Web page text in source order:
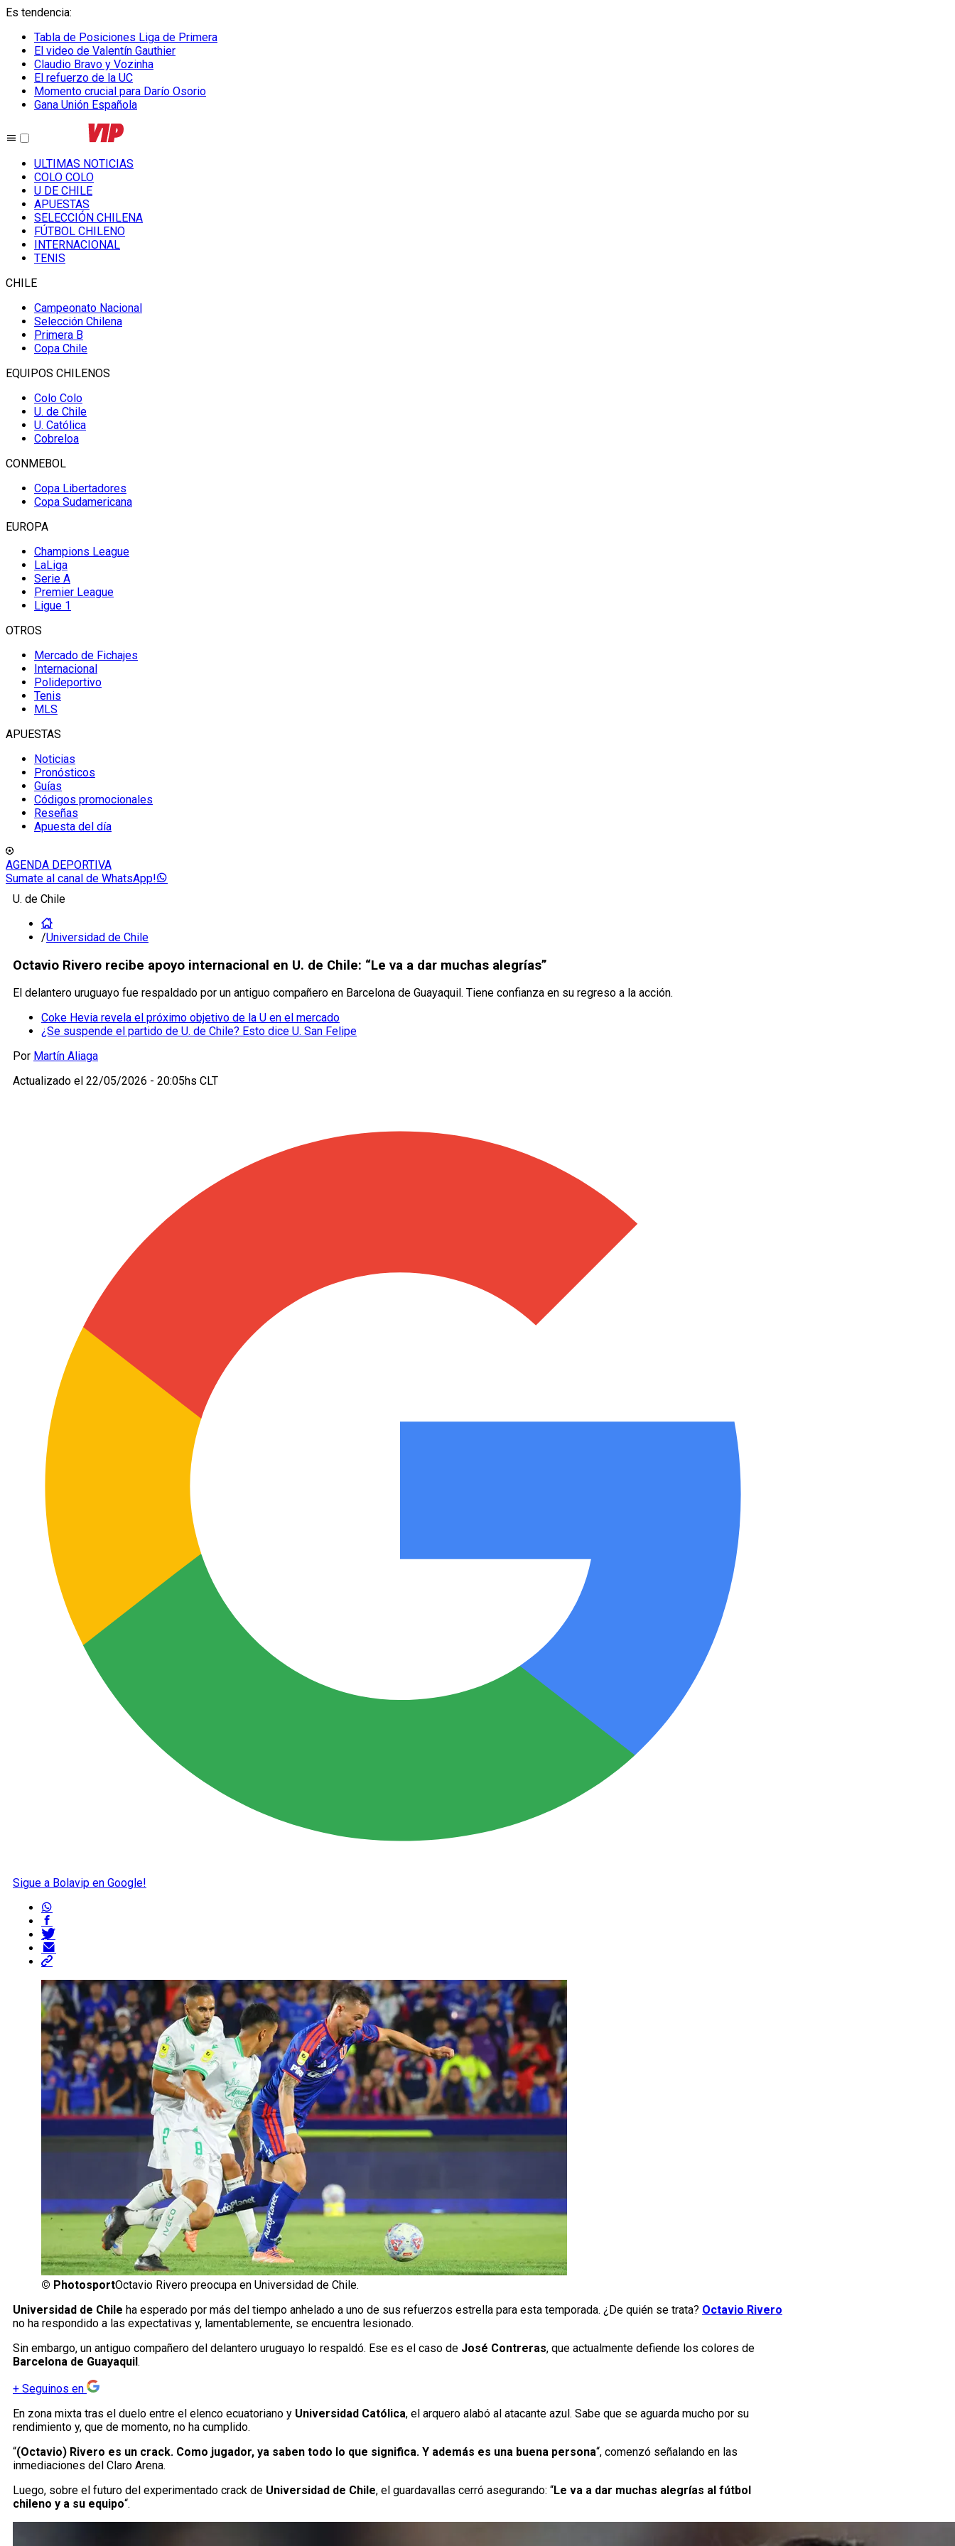
Es tendencia:
Tabla de Posiciones Liga de Primera
El video de Valentín Gauthier
Claudio Bravo y Vozinha
El refuerzo de la UC
Momento crucial para Darío Osorio
Gana Unión Española
ULTIMAS NOTICIAS
COLO COLO
U DE CHILE
APUESTAS
SELECCIÓN CHILENA
FÚTBOL CHILENO
INTERNACIONAL
TENIS
CHILE
Campeonato Nacional
Selección Chilena
Primera B
Copa Chile
EQUIPOS CHILENOS
Colo Colo
U. de Chile
U. Católica
Cobreloa
CONMEBOL
Copa Libertadores
Copa Sudamericana
EUROPA
Champions League
LaLiga
Serie A
Premier League
Ligue 1
OTROS
Mercado de Fichajes
Internacional
Polideportivo
Tenis
MLS
APUESTAS
Noticias
Pronósticos
Guías
Códigos promocionales
Reseñas
Apuesta del día
AGENDA DEPORTIVA
Sumate al canal de WhatsApp!
U. de Chile
/Universidad de Chile
Octavio Rivero recibe apoyo internacional en U. de Chile: “Le va a dar muchas alegrías”
El delantero uruguayo fue respaldado por un antiguo compañero en Barcelona de Guayaquil. Tiene confianza en su regreso a la acción.
Coke Hevia revela el próximo objetivo de la U en el mercado
¿Se suspende el partido de U. de Chile? Esto dice U. San Felipe
Por Martín Aliaga
Actualizado el 22/05/2026 - 20:05hs CLT
Sigue a Bolavip en Google!
© PhotosportOctavio Rivero preocupa en Universidad de Chile.
Universidad de Chile ha esperado por más del tiempo anhelado a uno de sus refuerzos estrella para esta temporada. ¿De quién se trata? Octavio Rivero
no ha respondido a las expectativas y, lamentablemente, se encuentra lesionado.
Sin embargo, un antiguo compañero del delantero uruguayo lo respaldó. Ese es el caso de José Contreras, que actualmente defiende los colores de
Barcelona de Guayaquil .
+ Seguinos en
En zona mixta tras el duelo entre el elenco ecuatoriano y Universidad Católica, el arquero alabó al atacante azul. Sabe que se aguarda mucho por su
rendimiento y, que de momento, no ha cumplido.
“(Octavio) Rivero es un crack. Como jugador, ya saben todo lo que significa. Y además es una buena persona“, comenzó señalando en las
inmediaciones del Claro Arena.
Luego, sobre el futuro del experimentado crack de Universidad de Chile, el guardavallas cerró asegurando: “Le va a dar muchas alegrías al fútbol
chileno y a su equipo“.